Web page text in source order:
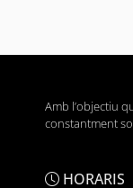
Amb l’objectiu
constantment
HORARIS